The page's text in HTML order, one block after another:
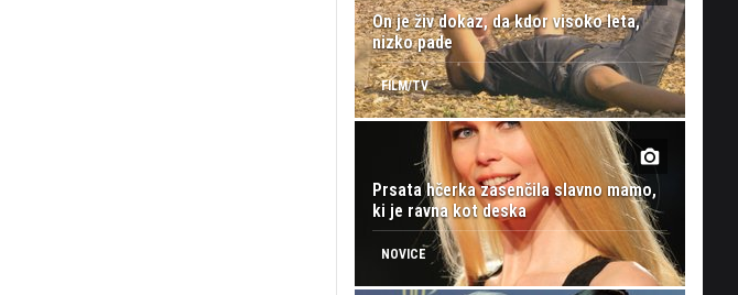
On je živ dokaz, da kdor visoko leta,
nizko pade
FILM/TV
Prsata hčerka zasenčila slavno mamo,
ki je ravna kot deska
NOVICE